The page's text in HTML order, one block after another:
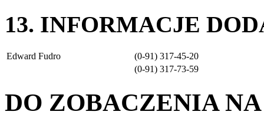
13. INFORMACJE
Edward Fudro
(0-91) 317-45-20
(0-91) 317-73-59
DO ZOBACZENIA